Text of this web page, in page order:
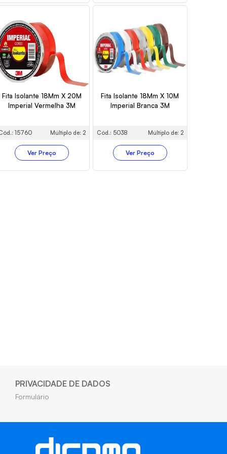
Fita Isolante 18Mm X 20M
Imperial Vermelha 3M
15760 Múltiplo de: 2
Ver Preço
Fita Isolante 18Mm X 10M
Imperial Branca 3M
Cód.: 5038 Múltiplo de: 2
Ver Preço
PRIVACIDADE DE DADOS
Formulário